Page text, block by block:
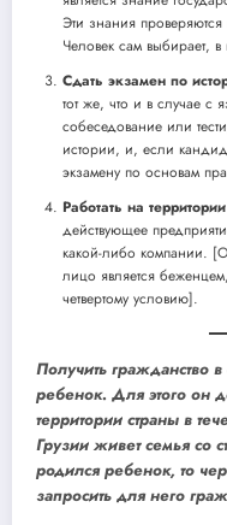
Эти знания
Человек сам выбирает,
Сдать экзамен по
тот же, что и в случае с
собеседование или
истории, и, если
экзамену по основам
Работать на
действующее
какой-либо компании.
лицо является беженцем,
четвертому условию].
Получить гражданство
ребенок. Для этого он
территории страны в
Грузии живет семья со
родился ребенок, то
запросить для него